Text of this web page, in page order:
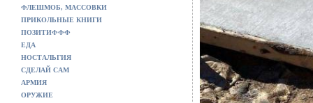
ФЛЕШМОБ, МАССОВКИ
ПРИКОЛЬНЫЕ КНИГИ
ПОЗИТИФФФ
ЕДА
НОСТАЛЬГИЯ
СДЕЛАЙ САМ
АРМИЯ
ОРУЖИЕ